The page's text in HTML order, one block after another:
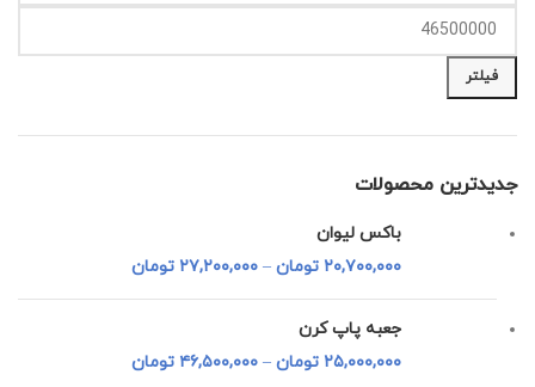
حداقل
قیمت
حداکثر
قیمت
فیلتر
جدیدترین محصولات
باکس لیوان
۲۰,۷۰۰,۰۰۰ تومان – ۲۷,۲۰۰,۰۰۰ تومان
جعبه پاپ کرن
۲۵,۰۰۰,۰۰۰ تومان – ۴۶,۵۰۰,۰۰۰ تومان